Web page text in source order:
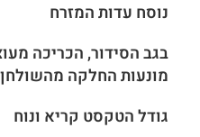
נוסח עדות המזרח
בגב הסידור, הכריכה
מונעות החלקה
גודל הטקסט קריא ונוח